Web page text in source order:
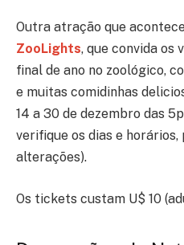
Outra atração que
ZooLights, que convida os
final de ano no zoológico,
e muitas comidinhas
14 a 30 de dezembro das
verifique os dias e
alterações).
Os tickets custam U$ 10